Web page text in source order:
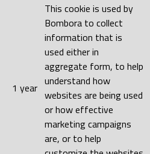
1 year
This cookie is used by
Bombora to collect
information that is
used either in
aggregate form, to help
understand how
websites are being used
or how effective
marketing campaigns
are, or to help